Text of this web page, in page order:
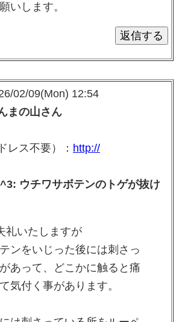
いします。
02/09(Mon) 12:54
まの山さん
レス不要）： http://
ウチワサボテンのトゲが抜け
礼いたしますが
ンをいじった後には刺さっ
あって、どこかに触ると痛
気付く事があります。